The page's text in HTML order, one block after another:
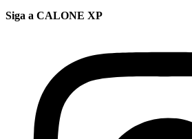
Siga a CALONE XP